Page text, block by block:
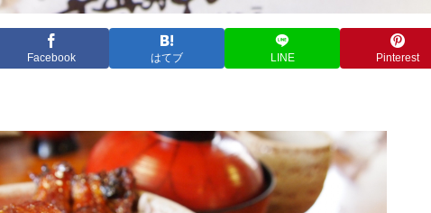
Facebook はてブ LINE Pinterest